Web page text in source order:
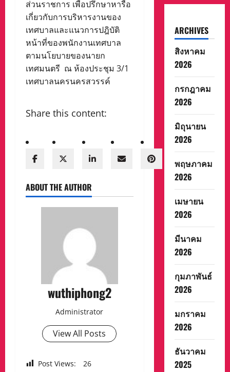
ส่วนราชการ เพื่อปรึกษาหารือ
เกี่ยวกับการบริหารงานของ
เทศบาลและแนวการปฎิบัติ
หน้าที่ของพนักงานเทศบาล
ตามนโยบายของนายก
เทศมนตรี ณ ห้องประชุม 3/1
เทศบาลนครนครสวรรค์
Share this content:
ABOUT THE AUTHOR
wuthiphong2
Administrator
View All Posts
Post Views: 26
ARCHIVES
สิงหาคม
2026
กรกฎาคม
2026
มิถุนายน
2026
พฤษภาคม
2026
เมษายน
2026
มีนาคม
2026
กุมภาพันธ์
2026
มกราคม
2026
ธันวาคม
2025